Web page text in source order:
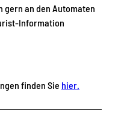
an den Automaten
Information
finden Sie hier.